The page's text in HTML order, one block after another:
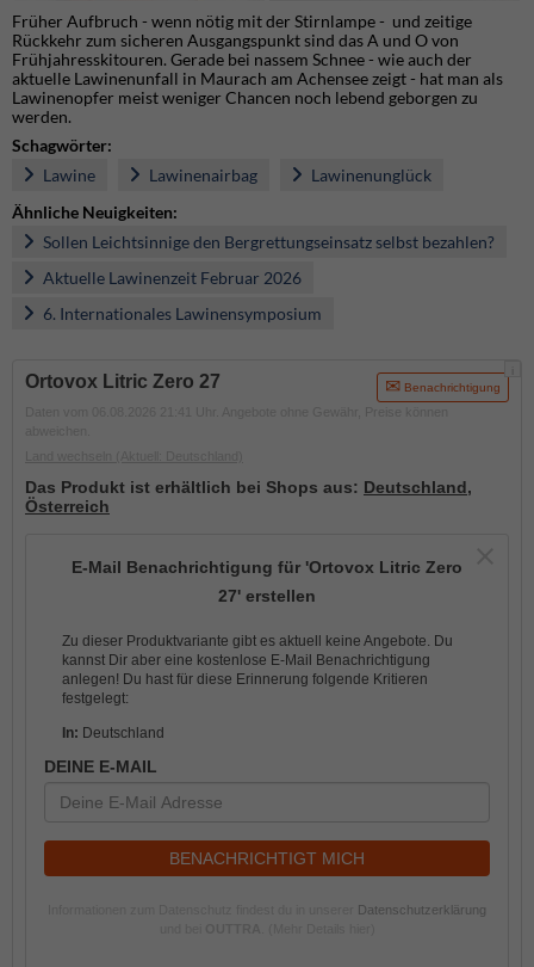
Früher Aufbruch - wenn nötig mit der Stirnlampe - und zeitige
Rückkehr zum sicheren Ausgangspunkt sind das A und O von
Frühjahresskitouren. Gerade bei nassem Schnee - wie auch der
aktuelle Lawinenunfall in Maurach am Achensee zeigt - hat man als
Lawinenopfer meist weniger Chancen noch lebend geborgen zu
werden.
Schagwörter:
Lawine
Lawinenairbag
Lawinenunglück
Ähnliche Neuigkeiten:
Sollen Leichtsinnige den Bergrettungseinsatz selbst bezahlen?
Aktuelle Lawinenzeit Februar 2026
6. Internationales Lawinensymposium
Ortovox Litric Zero 27 Benachrichtigung
Das Produkt ist erhältlich bei Shops aus: Deutschland,
Österreich
E-Mail Benachrichtigung für 'Ortovox Litric Zero
27' erstellen
Zu dieser Produktvariante gibt es aktuell keine Angebote. Du
kannst Dir aber eine kostenlose E-Mail Benachrichtigung
anlegen! Du hast für diese Erinnerung folgende Kritieren
festgelegt:
In: Deutschland
DEINE E-MAIL
BENACHRICHTIGT MICH
Datenschutzerklärung